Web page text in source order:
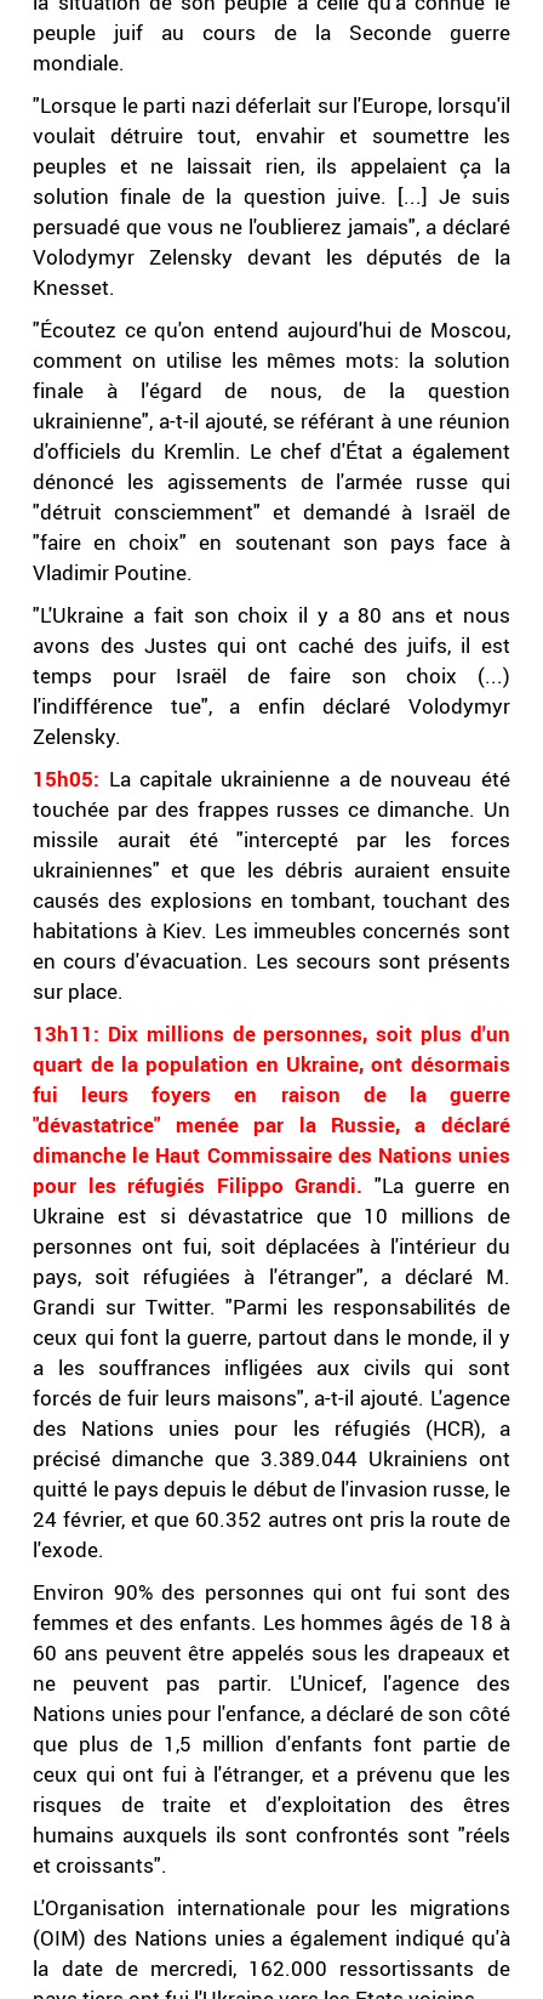
peuple juif au cours de la Seconde guerre
mondiale.
"Lorsque le parti nazi déferlait sur l'Europe, lorsqu'il
voulait détruire tout, envahir et soumettre les
peuples et ne laissait rien, ils appelaient ça la
solution finale de la question juive. [...] Je suis
persuadé que vous ne l'oublierez jamais", a déclaré
Volodymyr Zelensky devant les députés de la
Knesset.
"Écoutez ce qu'on entend aujourd'hui de Moscou,
comment on utilise les mêmes mots: la solution
finale à l'égard de nous, de la question
ukrainienne", a-t-il ajouté, se référant à une réunion
d'officiels du Kremlin. Le chef d'État a également
dénoncé les agissements de l'armée russe qui
"détruit consciemment" et demandé à Israël de
"faire en choix" en soutenant son pays face à
Vladimir Poutine.
"L'Ukraine a fait son choix il y a 80 ans et nous
avons des Justes qui ont caché des juifs, il est
temps pour Israël de faire son choix (...)
l'indifférence tue", a enfin déclaré Volodymyr
Zelensky.
15h05: La capitale ukrainienne a de nouveau été
touchée par des frappes russes ce dimanche. Un
missile aurait été "intercepté par les forces
ukrainiennes" et que les débris auraient ensuite
causés des explosions en tombant, touchant des
habitations à Kiev. Les immeubles concernés sont
en cours d'évacuation. Les secours sont présents
sur place.
13h11: Dix millions de personnes, soit plus d'un
quart de la population en Ukraine, ont désormais
fui leurs foyers en raison de la guerre
"dévastatrice" menée par la Russie, a déclaré
dimanche le Haut Commissaire des Nations unies
pour les réfugiés Filippo Grandi. "La guerre en
Ukraine est si dévastatrice que 10 millions de
personnes ont fui, soit déplacées à l'intérieur du
pays, soit réfugiées à l'étranger", a déclaré M.
Grandi sur Twitter. "Parmi les responsabilités de
ceux qui font la guerre, partout dans le monde, il y
a les souffrances infligées aux civils qui sont
forcés de fuir leurs maisons", a-t-il ajouté. L'agence
des Nations unies pour les réfugiés (HCR), a
précisé dimanche que 3.389.044 Ukrainiens ont
quitté le pays depuis le début de l'invasion russe, le
24 février, et que 60.352 autres ont pris la route de
l'exode.
Environ 90% des personnes qui ont fui sont des
femmes et des enfants. Les hommes âgés de 18 à
60 ans peuvent être appelés sous les drapeaux et
ne peuvent pas partir. L'Unicef, l'agence des
Nations unies pour l'enfance, a déclaré de son côté
que plus de 1,5 million d'enfants font partie de
ceux qui ont fui à l'étranger, et a prévenu que les
risques de traite et d'exploitation des êtres
humains auxquels ils sont confrontés sont "réels
et croissants".
L'Organisation internationale pour les migrations
(OIM) des Nations unies a également indiqué qu'à
la date de mercredi, 162.000 ressortissants de